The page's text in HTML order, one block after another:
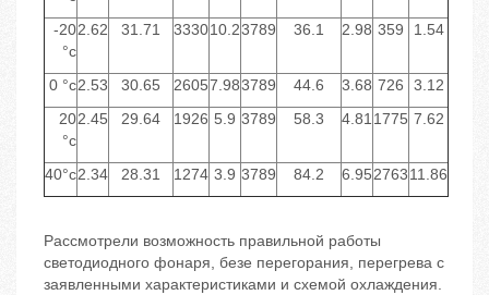
-20
°с
2.62 31.71 333010.23789 36.1 2.98 359 1.54
0 °с2.53 30.65 26057.983789 44.6 3.68 726
3.12
20
°с
2.45 29.64 1926 5.9 3789 58.3 4.811775 7.62
40°с2.34 28.31 1274 3.9 3789 84.2 6.95276311.86
Рассмотрели возможность правильной работы
светодиодного фонаря, безе перегорания, перегрева с
заявленными характеристиками и схемой охлаждения.